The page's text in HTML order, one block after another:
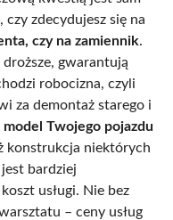
czy zdecydujesz się na
czy na zamiennik.
gwarantują
robocizna, czyli
za demontaż starego i
model Twojego pojazdu
konstrukcja niektórych
bardziej
usługi. Nie bez
– ceny usług